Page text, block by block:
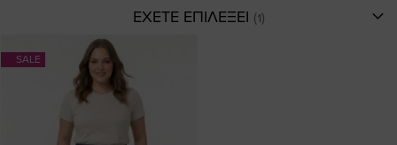
ΕΧΕΤΕ ΕΠΙΛΕΞΕΙ
SALE